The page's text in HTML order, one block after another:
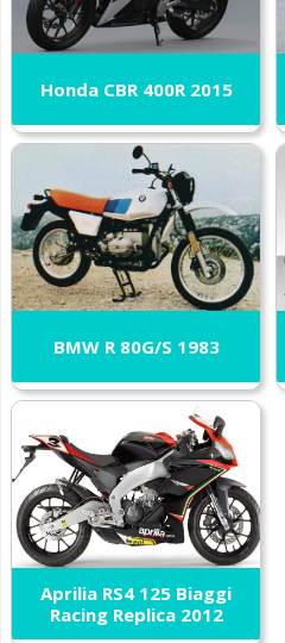
Honda CBR 400R 2015
BMW R 80G/S 1983
Aprilia RS4 125 Biaggi
Racing Replica 2012